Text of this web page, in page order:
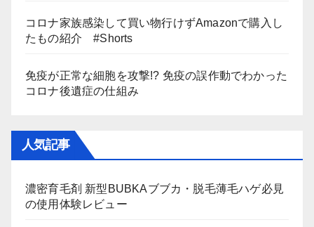
コロナ家族感染して買い物行けずAmazonで購入し
たもの紹介 #Shorts
免疫が正常な細胞を攻撃!? 免疫の誤作動でわかった
コロナ後遺症の仕組み
人気記事
濃密育毛剤 新型BUBKAブブカ・脱毛薄毛ハゲ必見
の使用体験レビュー